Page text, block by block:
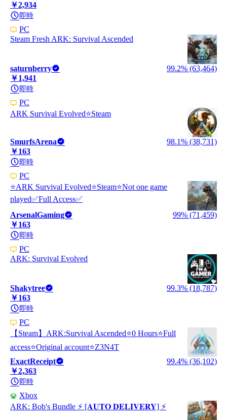
￥2,934
即時
PC
Steam Fresh ARK: Survival Ascended
saturnberry
99.2% (63,464)
￥1,941
即時
PC
ARK Survival Evolved⭐️Steam
SmurfsArena
98.1% (38,731)
￥163
即時
PC
⭐️ARK Survival Evolved⭐️Steam⭐️Not one game
played✅Full Access✅
ArsenalGaming
99% (71,459)
￥163
即時
PC
ARK: Survival Evolved
Shakytree
99.3% (18,787)
￥163
即時
PC
【Steam】ARK:Survival Ascended⭐0 Hours⭐Full
access⭐Original account⭐Z3N4T
ExactReceipt
99.4% (36,102)
￥2,363
即時
Xbox
ARK: Bob's Bundle ⚡️ [𝐀𝐔𝐓𝐎 𝐃𝐄𝐋𝐈𝐕𝐄𝐑𝐘] ⚡️